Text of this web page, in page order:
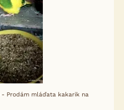
Prodám mláďata kakarik na